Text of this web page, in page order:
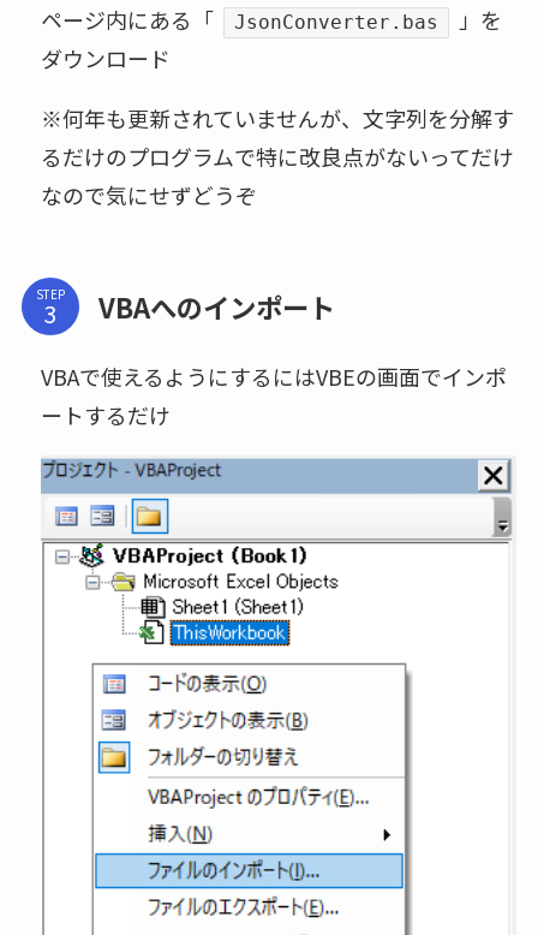
ページ内にある「 JsonConverter.bas
」を
ダウンロード
※何年も更新されていませんが、文字列を分解す
るだけのプログラムで特に改良点がないってだけ
なので気にせずどうぞ
STEP VBAへのインポート
VBAで使えるようにするにはVBEの画面でインポ
ートするだけ